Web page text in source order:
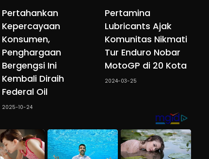
Pertahankan
Kepercayaan
Konsumen,
Penghargaan
Bergengsi Ini
Kembali Diraih
Federal Oil
2025-10-24
Pertamina
Lubricants Ajak
Komunitas Nikmati
Tur Enduro Nobar
MotoGP di 20 Kota
2024-03-25